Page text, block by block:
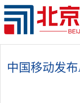
中国移动发